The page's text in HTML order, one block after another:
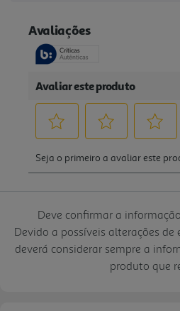
Deve confirmar a
Devido a possíveis alterações de
deverá considerar sempre a
produto que